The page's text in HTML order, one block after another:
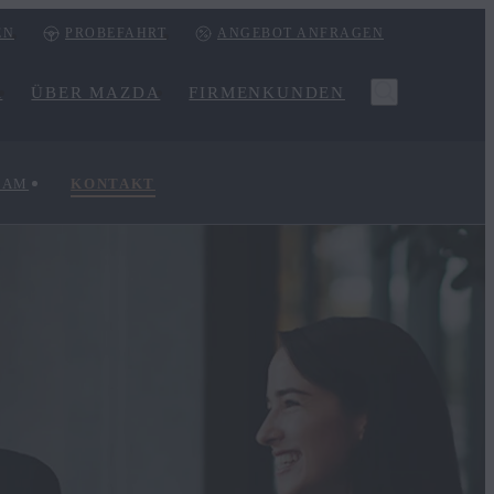
PROBEFAHRT ANGEBOT ANFRAGEN
ÜBER MAZDA FIRMENKUNDEN
KONTAKT